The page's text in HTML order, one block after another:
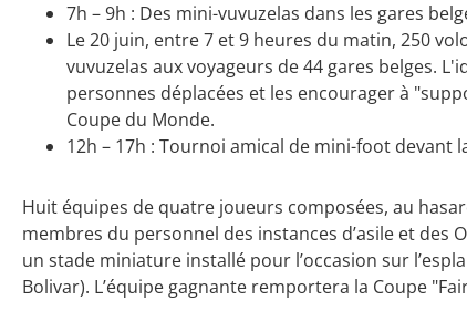
7h – 9h : Des mini-vuvuzelas dans les gares
Le 20 juin, entre 7 et 9 heures du matin, 250
vuvuzelas aux voyageurs de 44 gares belges.
personnes déplacées et les encourager à
Coupe du Monde.
12h – 17h : Tournoi amical de mini-foot devant
Huit équipes de quatre joueurs composées, au
membres du personnel des instances d’asile et
un stade miniature installé pour l’occasion sur
Bolivar). L’équipe gagnante remportera la Coupe